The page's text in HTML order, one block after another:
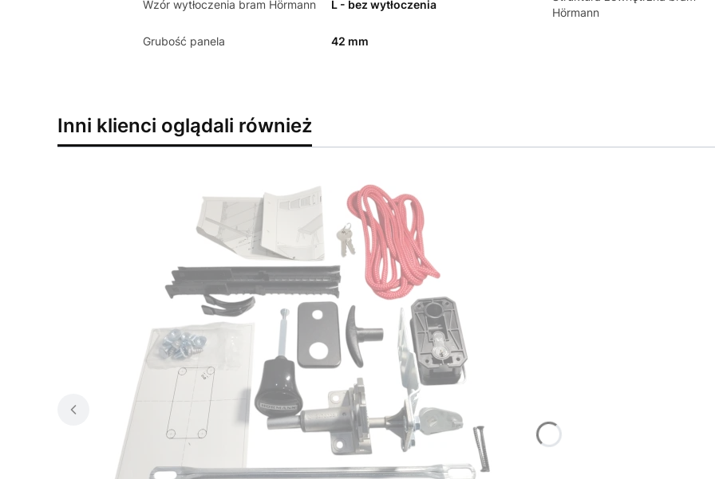
Wzór wytłoczenia bram Hörmann L - bez wytłoczenia
Hörmann
Grubość panela 42 mm
Inni klienci oglądali również